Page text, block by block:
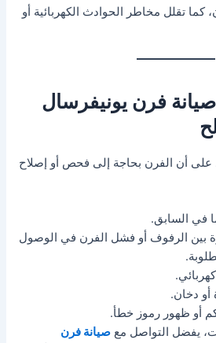
كما تقلل مخاطر الحوادث الكهربائية أو
فرن يونيفرسال
أن الفرن بحاجة إلى فحص أو إصلاح
في السابق.
بين الرفوف أو فشل الفرن في الوصول
أو دخان.
أو ظهور رموز خطأ.
يفضل التواصل معصيانة فرن